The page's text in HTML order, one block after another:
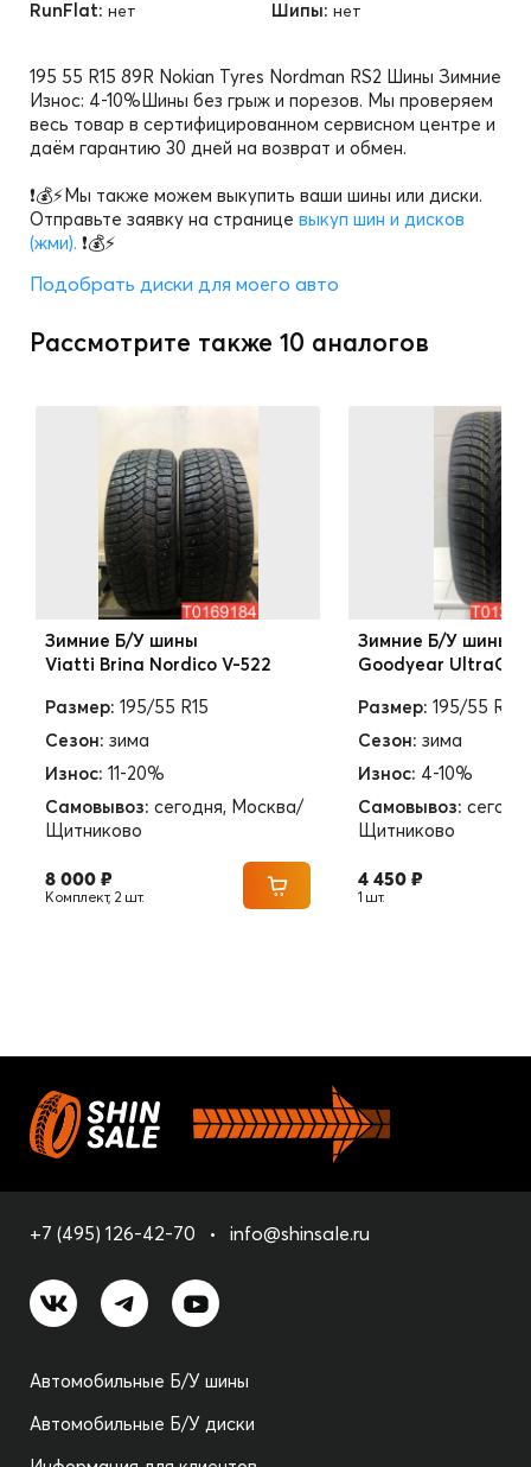
RunFlat: нет Шипы: нет
195 55 R15 89R Nokian Tyres Nordman RS2 Шины Зимние
Износ: 4-10%Шины без грыж и порезов. Мы проверяем
весь товар в сертифицированном сервисном центре и
даём гарантию 30 дней на возврат и обмен.
❗💰⚡Мы также можем выкупить ваши шины или диски.
Отправьте заявку на странице выкуп шин и дисков
(жми). ❗💰⚡
Подобрать диски для моего авто
Рассмотрите также 10 аналогов
Зимние Б/У шины
Viatti Brina Nordico V-522
Размер: 195/55 R15
Сезон: зима
Износ: 11-20%
Самовывоз: сегодня, Москва/
Щитниково
8 000 ₽
Комплект, 2 шт.
Зимние Б/У шины
Goodyear
Размер: 195/55 R15
Сезон: зима
Износ: 4-10%
Самовывоз:
Щитниково
4 450 ₽
1 шт.
+7 (495) 126-42-70 info@shinsale.ru
Автомобильные Б/У шины
Автомобильные Б/У диски